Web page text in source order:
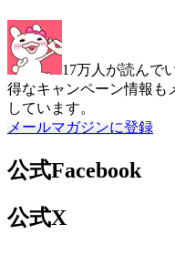
17万人が読んで
得なキャンペーン情報も
しています。
メールマガジンに登録
公式Facebook
公式X